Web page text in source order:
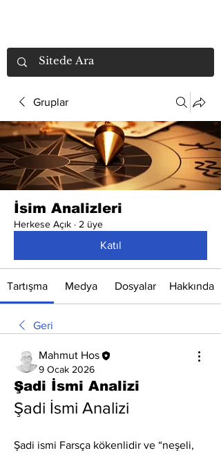
Gruplar
İsim Analizleri
Herkese Açık · 2 üye
Katıl
Tartışma Medya Dosyalar Hakkında
Geri
Mahmut Hos
9 Ocak 2026
Şadi İsmi Analizi
Şadi İsmi Analizi
Şadi ismi Farsça kökenlidir ve “neşeli,